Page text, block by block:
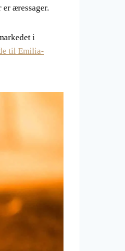
æressager.
i
til Emilia-